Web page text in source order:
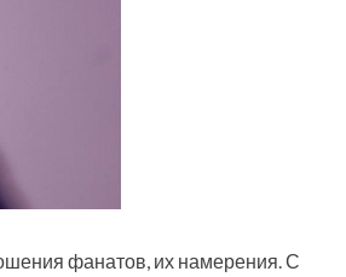
фанатов, их намерения. С